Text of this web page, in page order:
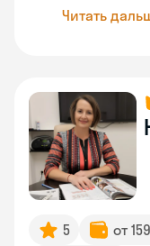
Читать
5 от